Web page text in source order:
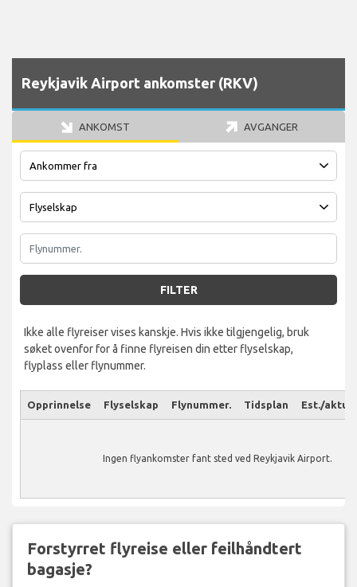
Reykjavik Airport ankomster (RKV)
ANKOMST AVGANGER
FILTER
Ikke alle flyreiser vises kanskje. Hvis ikke tilgjengelig, bruk
søket ovenfor for å finne flyreisen din etter flyselskap,
flyplass eller flynummer.
Opprinnelse Flyselskap Flynummer. Tidsplan Est./
Ingen flyankomster fant sted ved Reykjavik Airport.
Forstyrret flyreise eller feilhåndtert
bagasje?